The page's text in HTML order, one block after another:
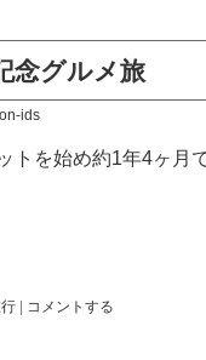
念グルメ旅
ids
トを始め約1年4ヶ月
コメントする